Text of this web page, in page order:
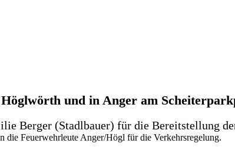
und in Anger am
Berger (Stadlbauer) für die Bereitstellung
die Feuerwehrleute Anger/Högl für die Verkehrsregelung.